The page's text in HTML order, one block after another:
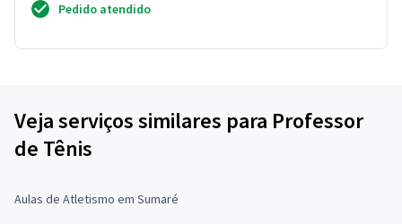
Pedido atendido
Veja serviços similares para Professor
de Tênis
Aulas de Atletismo em Sumaré